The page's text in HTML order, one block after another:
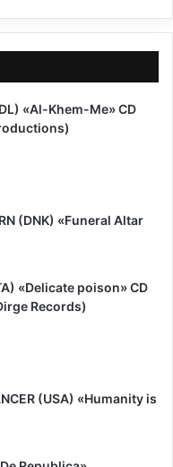
«Al-Khem-Me» CD
(DNK) «Funeral Altar
«Delicate poison» CD
Records)
(USA) «Humanity is